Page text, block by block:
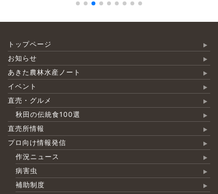
トップページ
お知らせ
あきた農林水産ノート
イベント
直売・グルメ
秋田の伝統食100選
直売所情報
プロ向け情報発信
作況ニュース
病害虫
補助制度